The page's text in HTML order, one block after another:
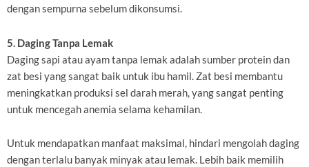
dengan sempurna sebelum dikonsumsi.
5. Daging Tanpa Lemak
Daging sapi atau ayam tanpa lemak adalah sumber protein dan
zat besi yang sangat baik untuk ibu hamil. Zat besi membantu
meningkatkan produksi sel darah merah, yang sangat penting
untuk mencegah anemia selama kehamilan.
Untuk mendapatkan manfaat maksimal, hindari mengolah daging
dengan terlalu banyak minyak atau lemak. Lebih baik memilih